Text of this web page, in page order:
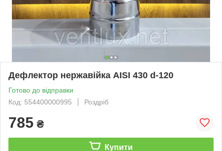
Дефлектор нержавійка AISI 430 d-120
Готово до відправки
Код: 554400000995
Роздріб
785 ₴
Купити